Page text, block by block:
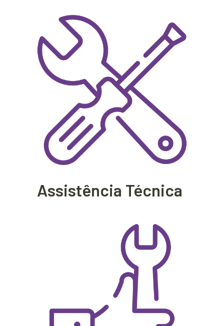
Assistência Técnica